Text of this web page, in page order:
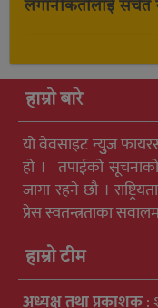
लगानीकर्तालाई सचेत
हाम्रो बारे
यो वेवसाइट न्युुज
हो । तपाईको
जागा रहने छौ ।
प्रेस स्वतन्त्रताका
हाम्रो टीम
अध्यक्ष तथा प्रकाशक: